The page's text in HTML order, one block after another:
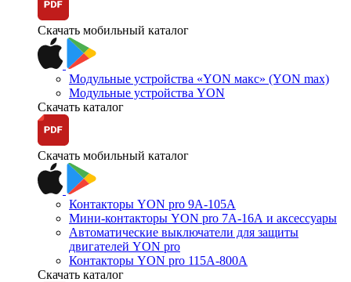
Скачать мобильный каталог
Модульные устройства «YON макс» (YON max)
Модульные устройства YON
Скачать каталог
Скачать мобильный каталог
Контакторы YON pro 9А-105А
Мини-контакторы YON pro 7А-16А и аксессуары
Автоматические выключатели для защиты
двигателей YON pro
Контакторы YON pro 115А-800А
Скачать каталог